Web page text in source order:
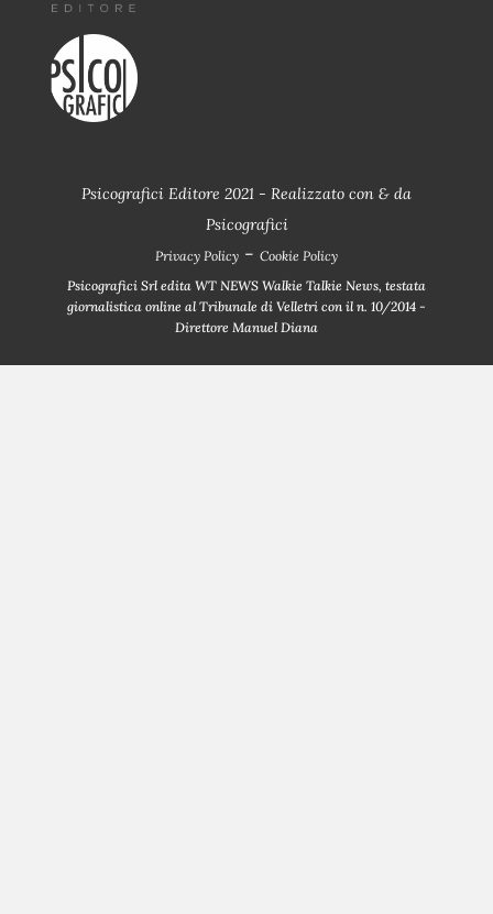
Psicografici Editore 2021 - Realizzato con & da
Psicografici
Privacy Policy - Cookie Policy
Psicografici Srl edita WT NEWS Walkie Talkie News, testata
giornalistica online al Tribunale di Velletri con il n. 10/2014 -
Direttore Manuel Diana